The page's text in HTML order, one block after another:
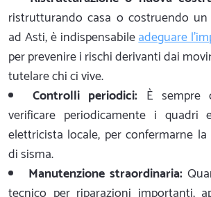
ristrutturando casa o costruendo
ad Asti, è indispensabileadeguare
per prevenire i rischi derivanti dai
tutelare chi ci vive.
Controlli periodici: È sempre
verificare periodicamente i quadri
elettricista locale, per confermarne
di sisma.
Manutenzione straordinaria: